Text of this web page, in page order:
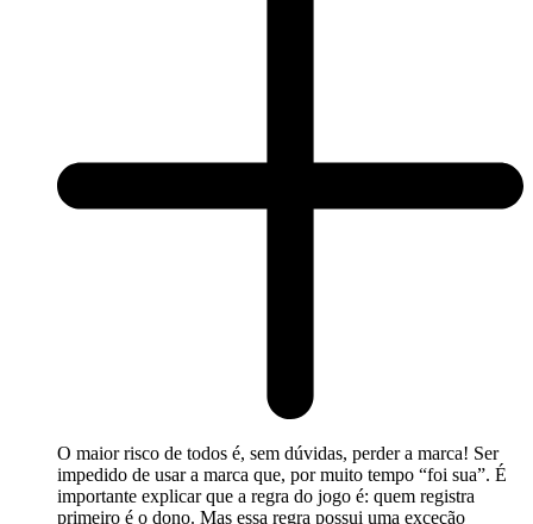
O maior risco de todos é, sem dúvidas, perder a marca! Ser
impedido de usar a marca que, por muito tempo “foi sua”. É
importante explicar que a regra do jogo é: quem registra
primeiro é o dono. Mas essa regra possui uma exceção